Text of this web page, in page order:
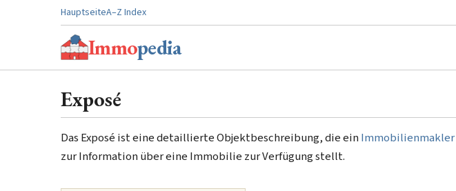
HauptseiteA–Z Index
Immopedia
Exposé
Das Exposé ist eine detaillierte Objektbeschreibung, die einImmobilienmakler
zur Information über eine Immobilie zur Verfügung stellt.